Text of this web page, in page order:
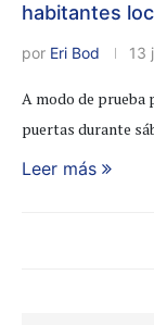
habitantes
por Eri Bod 13
A modo de prueba
puertas durante
Leer más